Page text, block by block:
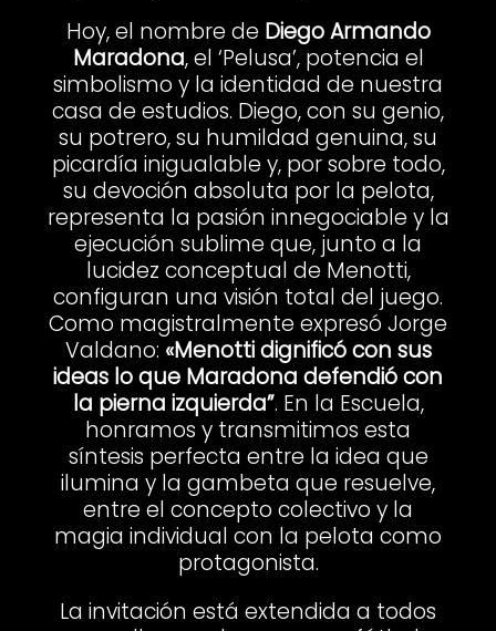
Hoy, el nombre de Diego Armando
Maradona, el ‘Pelusa’, potencia el
simbolismo y la identidad de nuestra
casa de estudios. Diego, con su genio,
su potrero, su humildad genuina, su
picardía inigualable y, por sobre todo,
su devoción absoluta por la pelota,
representa la pasión innegociable y la
ejecución sublime que, junto a la
lucidez conceptual de Menotti,
configuran una visión total del juego.
Como magistralmente expresó Jorge
Valdano: «Menotti dignificó con sus
ideas lo que Maradona defendió con
la pierna izquierda”. En la Escuela,
honramos y transmitimos esta
síntesis perfecta entre la idea que
ilumina y la gambeta que resuelve,
entre el concepto colectivo y la
magia individual con la pelota como
protagonista.
La invitación está extendida a todos